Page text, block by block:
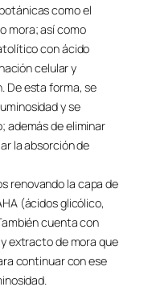
como el
mora; así como
con ácido
celular y
De esta forma, se
y se
además de eliminar
la absorción de
renovando la capa de
(ácidos glicólico,
cuenta con
extracto de mora que
continuar con ese